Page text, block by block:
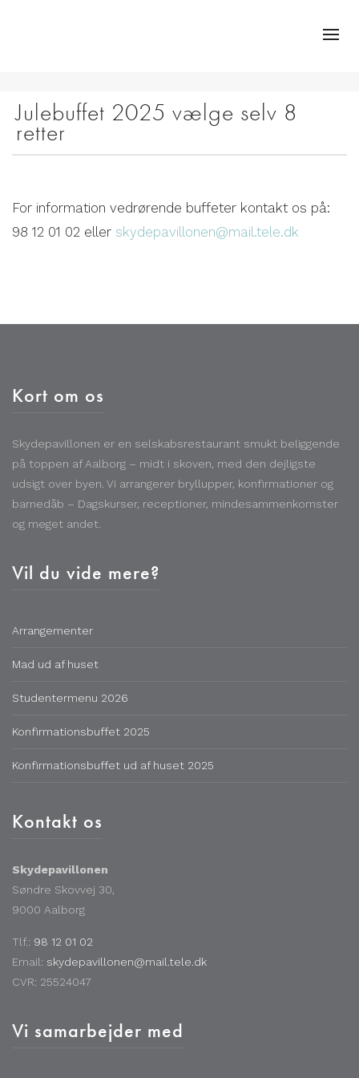
Julebuffet 2025 vælge selv 8
retter
For information vedrørende buffeter kontakt os på:
98 12 01 02 eller skydepavillonen@mail.tele.dk
Kort om os
Skydepavillonen er en selskabsrestaurant smukt beliggende
på toppen af Aalborg – midt i skoven, med den dejligste
udsigt over byen. Vi arrangerer bryllupper, konfirmationer og
barnedåb – Dagskurser, receptioner, mindesammenkomster
og meget andet.
Vil du vide mere?
Arrangementer
Mad ud af huset
Studentermenu 2026
Konfirmationsbuffet 2025
Konfirmationsbuffet ud af huset 2025
Kontakt os
Skydepavillonen
Søndre Skovvej 30,
9000 Aalborg
Tlf.: 98 12 01 02
Email: skydepavillonen@mail.tele.dk
CVR: 25524047
Vi samarbejder med